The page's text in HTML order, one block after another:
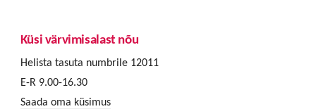
Küsi värvimisalast nõu
Helista tasuta numbrile 12011
E-R 9.00-16.30
Saada oma küsimus